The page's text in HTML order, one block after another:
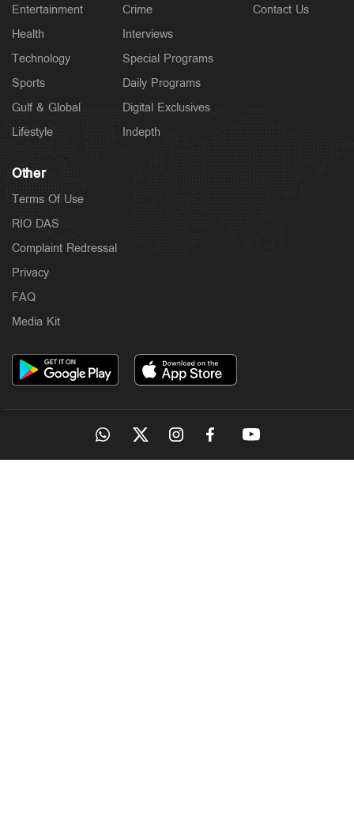
Entertainment
Health
Technology
Sports
Gulf & Global
Lifestyle
Crime
Interviews
Special Programs
Daily Programs
Digital Exclusives
Indepth
Contact Us
Other
Terms Of Use
RIO DAS
Complaint Redressal
Privacy
FAQ
Media Kit